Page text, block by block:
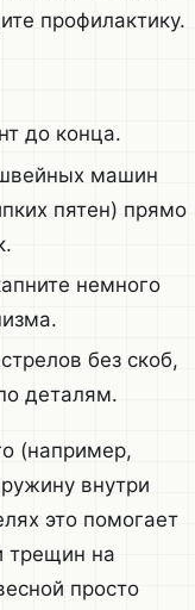
профилактику.
до конца.
машин
пятен) прямо
немного
без скоб,
деталям.
(например,
внутри
это помогает
трещин на
просто